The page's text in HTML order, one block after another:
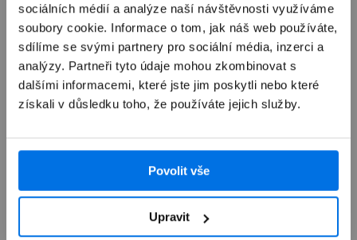
sociálních médií a analýze naší návštěvnosti využíváme
soubory cookie. Informace o tom, jak náš web používáte,
sdílíme se svými partnery pro sociální média, inzerci a
analýzy. Partneři tyto údaje mohou zkombinovat s
dalšími informacemi, které jste jim poskytli nebo které
získali v důsledku toho, že používáte jejich služby.
Povolit vše
Upravit
Autorizovaný servis Apple
Možnosti doručení
Přehled